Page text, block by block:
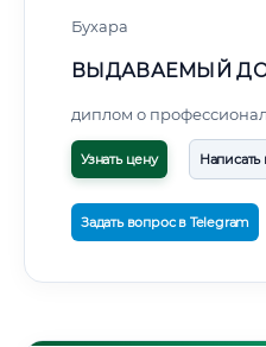
Бухара
ВЫДАВАЕМЫЙ
диплом о
Узнать цену Написать
Задать вопрос в Telegram